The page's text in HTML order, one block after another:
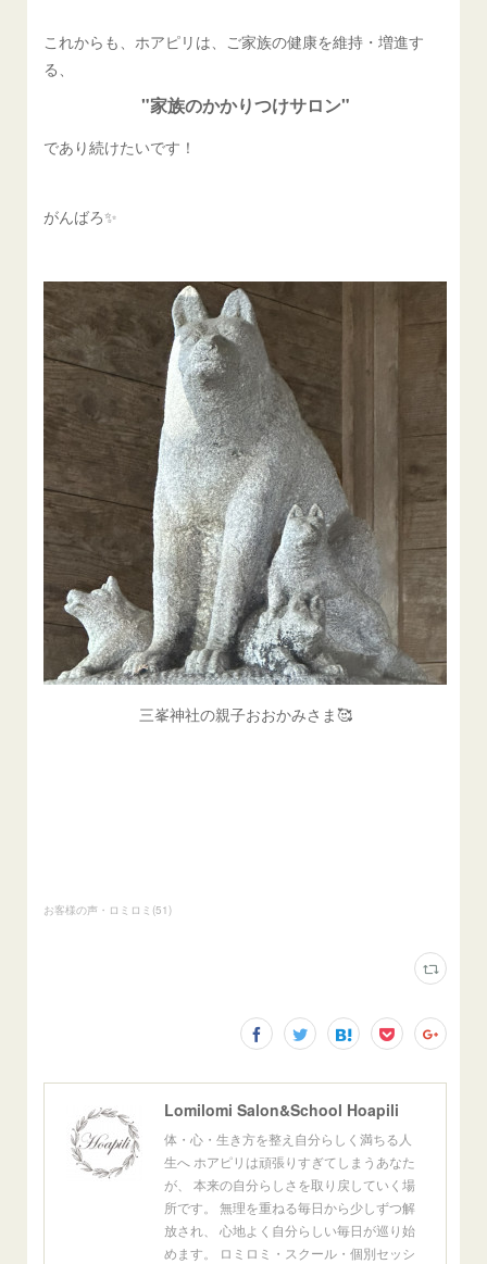
これからも、ホアピリは、ご家族の健康を維持・増進す
る、
"家族のかかりつけサロン"
であり続けたいです！
がんばろ✨
三峯神社の親子おおかみさま🥰
お客様の声・ロミロミ (51)
Lomilomi Salon&School Hoapili
体・心・生き方を整え自分らしく満ちる人
生へ ホアピリは頑張りすぎてしまうあなた
が、 本来の自分らしさを取り戻していく場
所です。 無理を重ねる毎日から少しずつ解
放され、 心地よく自分らしい毎日が巡り始
めます。 ロミロミ・スクール・個別セッシ